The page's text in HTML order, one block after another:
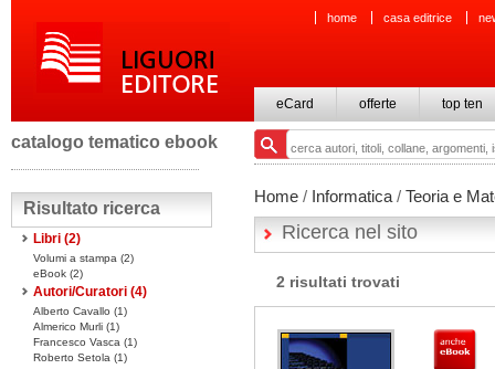
home casa editrice
eCard offerte top ten
catalogo tematico ebook
Risultato ricerca
Libri (2)
Volumi a stampa (2)
eBook (2)
Autori/Curatori (4)
Alberto Cavallo (1)
Almerico Murli (1)
Francesco Vasca (1)
Roberto Setola (1)
Home / Informatica / Teoria e
Ricerca nel sito
2 risultati trovati